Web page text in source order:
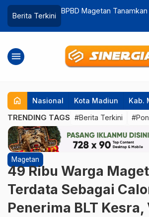
Berita Terkini
Cuaca Ekstrem
Mako Polsek Geger
Resmikan Fasilitas
menu
home Nasional Kota Madiun Kab.
TRENDING TAGS #Berita Terkini
Magetan
49 Ribu Warga
Terdata Sebagai
Penerima BLT